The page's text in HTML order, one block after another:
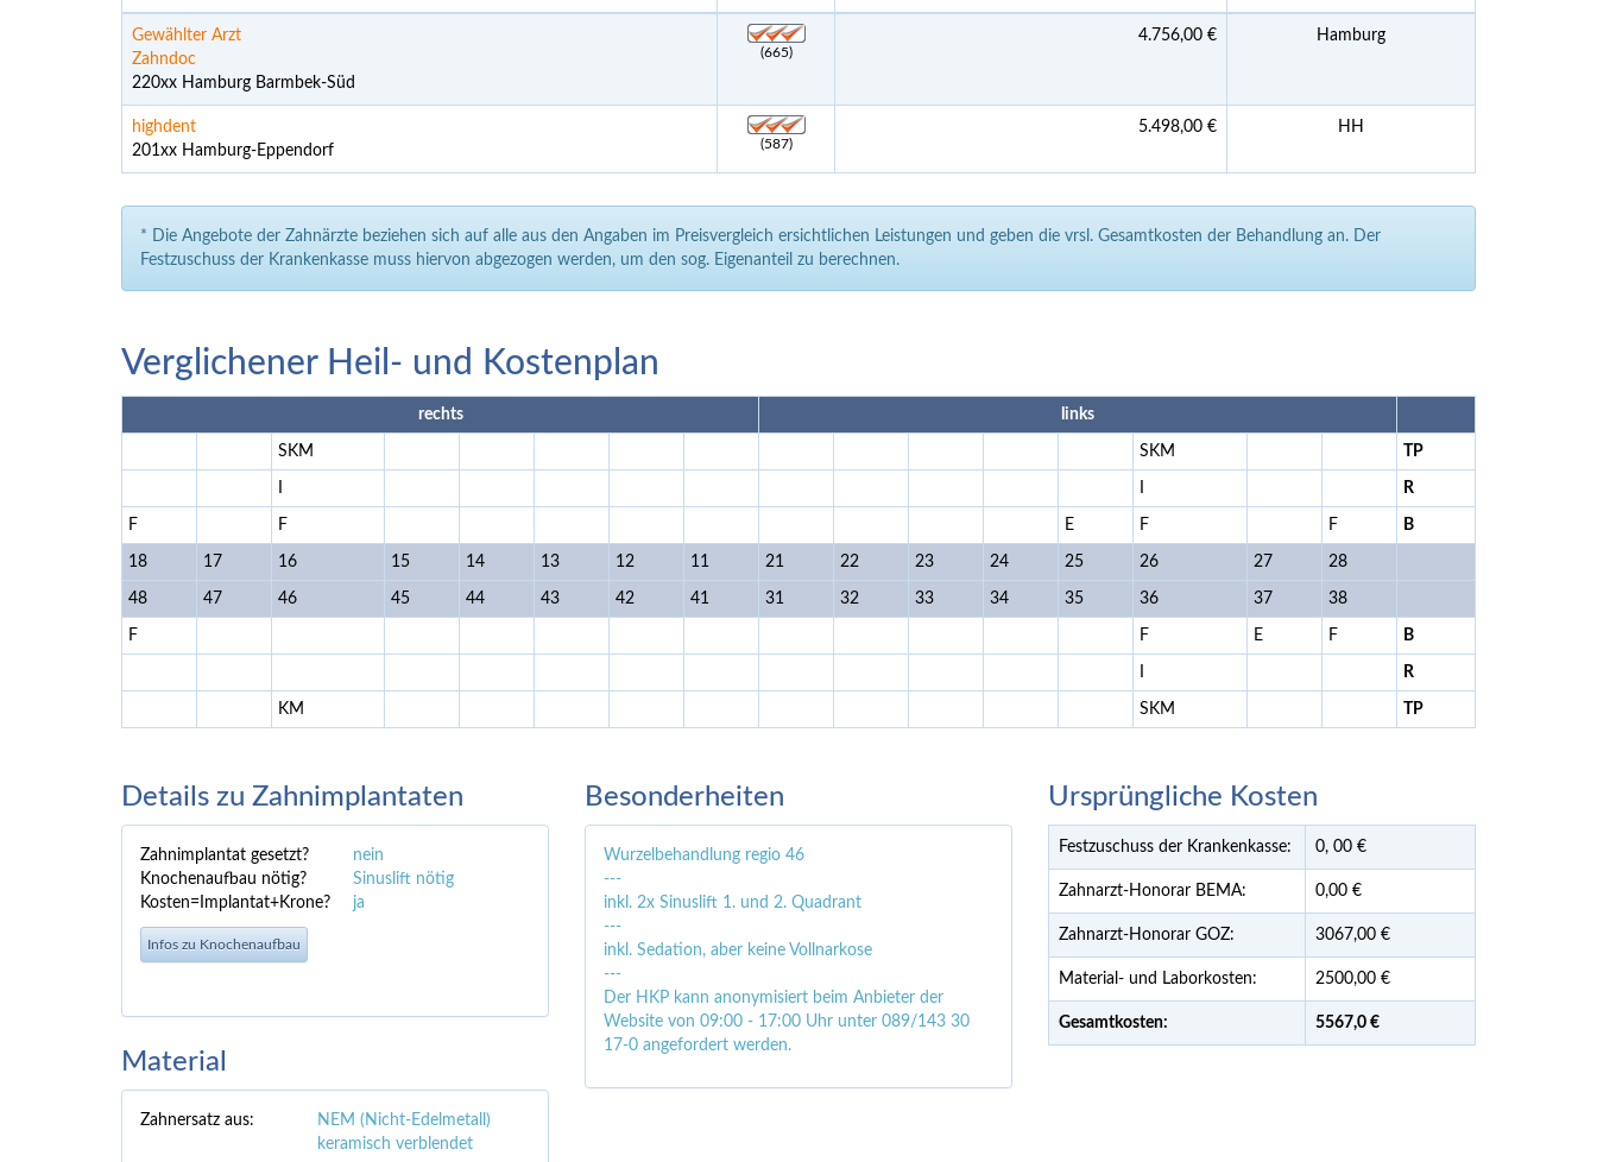
Gewählter Arzt
Zahndoc
220xx Hamburg Barmbek-Süd
(665)
4.756,00 € Hamburg
highdent
201xx Hamburg-Eppendorf
(587)
5.498,00 € HH
* Die Angebote der Zahnärzte beziehen sich auf alle aus den Angaben im Preisvergleich ersichtlichen Leistungen und geben die vrsl. Gesamtkosten der Behandlung an. Der
Festzuschuss der Krankenkasse muss hiervon abgezogen werden, um den sog. Eigenanteil zu berechnen.
Verglichener Heil- und Kostenplan
rechts links
SKM SKM TP
R
F F E F F B
18 17 16 15 14 13 12 11 21 22 23 24 25 26 27 28
48 47 46 45 44 43 42 41 31 32 33 34 35 36 37 38
F F E F B
R
KM SKM TP
Details zu Zahnimplantaten
Zahnimplantat gesetzt?
nein
Knochenaufbau nötig?
Sinuslift nötig
Kosten=Implantat+Krone?
ja
Infos zu Knochenaufbau
Material
Zahnersatz aus:
NEM (Nicht-Edelmetall)
keramisch verblendet
Besonderheiten
Wurzelbehandlung regio 46
---
inkl. 2x Sinuslift 1. und 2. Quadrant
---
inkl. Sedation, aber keine Vollnarkose
---
Der HKP kann anonymisiert beim Anbieter der
Website von 09:00 - 17:00 Uhr unter 089/143 30
17-0 angefordert werden.
Ursprüngliche Kosten
Festzuschuss der Krankenkasse: 0, 00 €
Zahnarzt-Honorar BEMA: 0,00 €
Zahnarzt-Honorar GOZ: 3067,00 €
Material- und Laborkosten: 2500,00 €
Gesamtkosten: 5567,0 €